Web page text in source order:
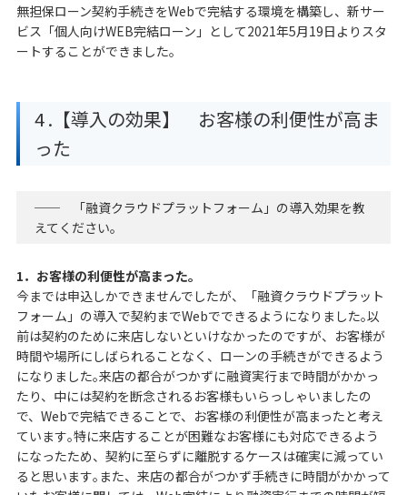
無担保ローン契約手続きをWebで完結する環境を構築し、新サー
ビス「個人向けWEB完結ローン」として2021年5月19日よりスタ
ートすることができました。
4 .【導入の効果】 お客様の利便性が高ま
った
── 「融資クラウドプラットフォーム」の導入効果を教
えてください｡
1．お客様の利便性が高まった｡
今までは申込しかできませんでしたが、「融資クラウドプラット
フォーム」の導入で契約までWebでできるようになりました｡以
前は契約のために来店しないといけなかったのですが、お客様が
時間や場所にしばられることなく、ローンの手続きができるよう
になりました｡来店の都合がつかずに融資実行まで時間がかかっ
たり、中には契約を断念されるお客様もいらっしゃいましたの
で、Webで完結できることで、お客様の利便性が高まったと考え
ています｡特に来店することが困難なお客様にも対応できるよう
になったため、契約に至らずに離脱するケースは確実に減ってい
ると思います｡また、来店の都合がつかず手続きに時間がかかって